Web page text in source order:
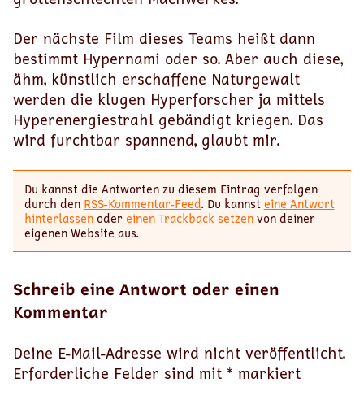
Der nächste Film dieses Teams heißt dann
bestimmt Hypernami oder so. Aber auch diese,
ähm, künstlich erschaffene Naturgewalt
werden die klugen Hyperforscher ja mittels
Hyperenergiestrahl gebändigt kriegen. Das
wird furchtbar spannend, glaubt mir.
Du kannst die Antworten zu diesem Eintrag verfolgen
durch den RSS-Kommentar-Feed. Du kannsteine Antwort
hinterlassenodereinen Trackback setzenvon deiner
eigenen Website aus.
Schreib eine Antwort oder einen
Kommentar
Deine E-Mail-Adresse wird nicht veröffentlicht.
Erforderliche Felder sind mit * markiert